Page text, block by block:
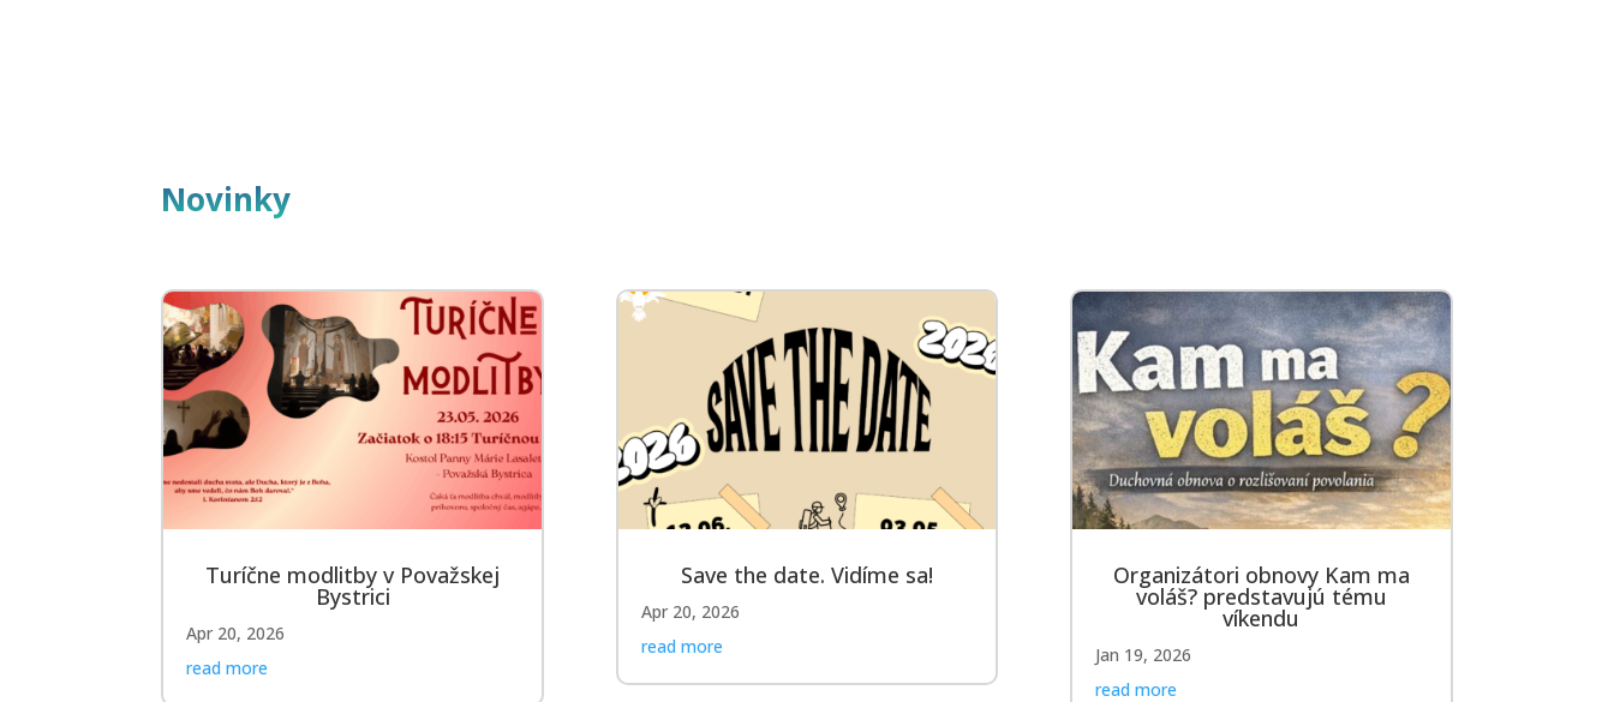
Novinky
Turíčne modlitby v Považskej
Bystrici
Apr 20, 2026
read more
Save the date. Vidíme sa!
Apr 20, 2026
read more
Organizátori obnovy Kam ma
voláš? predstavujú tému
víkendu
Jan 19, 2026
read more